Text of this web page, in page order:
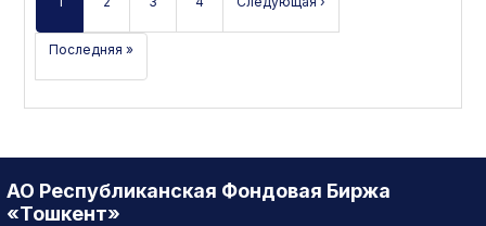
Последняя »
АО Республиканская Фондовая Биржа
«Тошкент»